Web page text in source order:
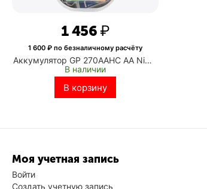
Аккумулятор GP 270AAHC AA NiMH
2700mAh (4шт) (GP 270AAHC-
В наличии
1 456₽
1 600 ₽ по безналичному расчёту
В корзину
Моя учетная запись
Войти
Создать учетную запись